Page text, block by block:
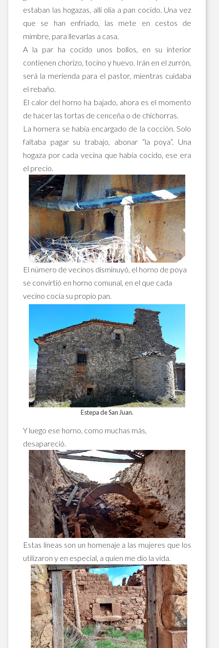
estaban las hogazas, allí olía a pan cocido. Una vez
que se han enfriado, las mete en cestos de
mimbre, para llevarlas a casa.
A la par ha cocido unos bollos, en su interior
contienen chorizo, tocino y huevo. Irán en el zurrón,
será la merienda para el pastor, mientras cuidaba
el rebaño.
El calor del horno ha bajado, ahora es el momento
de hacer las tortas de cenceña o de chichorras.
La hornera se había encargado de la cocción. Solo
faltaba pagar su trabajo, abonar “la poya”. Una
hogaza por cada vecina que había cocido, ese era
el precio.
El número de vecinos disminuyó, el horno de poya
se convirtió en horno comunal, en el que cada
vecino cocía su propio pan.
Estepa de San Juan.
Y luego ese horno, como muchas más,
desapareció.
Estas líneas son un homenaje a las mujeres que los
utilizaron y en especial, a quien me dio la vida.